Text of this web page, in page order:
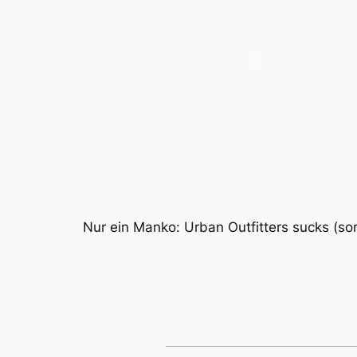
Nur ein Manko: Urban Outfitters sucks